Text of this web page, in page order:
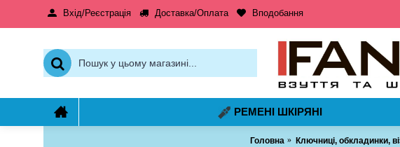
Вхід/Реєстрація Доставка/Оплата Вподобання
РЕМЕНІ ШКІРЯНІ
Головна Ключниці, обкладинки,